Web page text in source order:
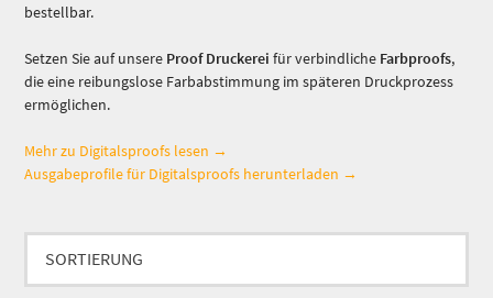
bestellbar.
Setzen Sie auf unsere Proof Druckerei für verbindliche Farbproofs,
die eine reibungslose Farbabstimmung im späteren Druckprozess
ermöglichen.
Mehr zu Digitalsproofs lesen →
Ausgabeprofile für Digitalsproofs herunterladen →